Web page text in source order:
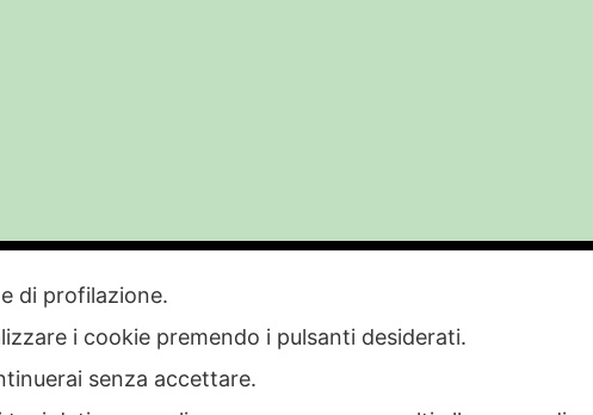
| REA 364538
di profilazione.
i cookie premendo i pulsanti desiderati.
senza accettare.